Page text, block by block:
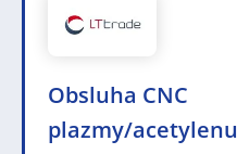
Obsluha CNC
plazmy/acetylenu